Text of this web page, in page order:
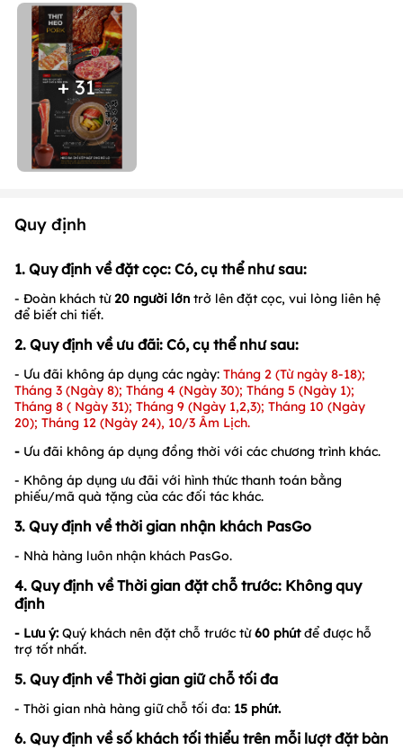
+ 31
Quy định
1. Quy định về đặt cọc: Có, cụ thể như sau:
- Đoàn khách từ20 người lớn trở lên đặt cọc, vui lòng liên hệ
để biết chi tiết.
2. Quy định về ưu đãi: Có, cụ thể như sau:
- Ưu đãi không áp dụng các ngày: Tháng 2 (Từ ngày 8-18);
Tháng 3 (Ngày 8); Tháng 4 (Ngày 30); Tháng 5 (Ngày 1);
Tháng 8 ( Ngày 31); Tháng 9 (Ngày 1,2,3); Tháng 10 (Ngày
20); Tháng 12 (Ngày 24), 10/3 Âm Lịch.
- Ưu đãi không áp dụng đồng thời với các chương trình khác.
- Không áp dụng ưu đãi với hình thức thanh toán bằng
phiếu/mã quà tặng của các đối tác khác.
3. Quy định về thời gian nhận khách PasGo
- Nhà hàng luôn nhận khách PasGo.
4. Quy định về Thời gian đặt chỗ trước: Không quy
định
- Lưu ý: Quý khách nên đặt chỗ trước từ60 phútđể được hỗ
trợ tốt nhất.
5. Quy định về Thời gian giữ chỗ tối đa
- Thời gian nhà hàng giữ chỗ tối đa: 15 phút.
6. Quy định về số khách tối thiểu trên mỗi lượt đặt bàn